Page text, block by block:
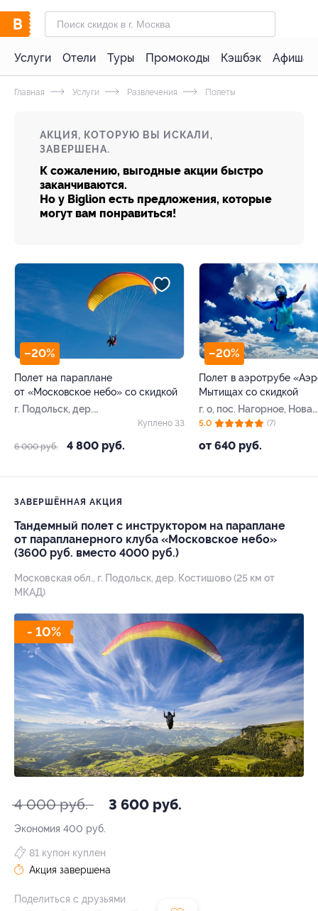
Услуги Отели Туры Промокоды Кэшбэк Афиша
Главная Услуги Развлечения Полеты
АКЦИЯ, КОТОРУЮ ВЫ ИСКАЛИ,
ЗАВЕРШЕНА.
К сожалению, выгодные акции быстро
заканчиваются.
Но у Biglion есть предложения, которые
могут вам понравиться!
–20%
Полет на параплане
от «Московское небо» со скидкой
г. Подольск, дер.
6 000 руб. 4 800 руб.
Куплено 33
–20%
Полет в аэротрубе
Мытищах со скидкой
г. о, пос. Нагорное, Новая
Нагорная ул, д. 2, стр. 2
от 640 руб.
5.0 (7)
ЗАВЕРШЁННАЯ АКЦИЯ
Тандемный полет с инструктором на параплане
от парапланерного клуба «Московское небо»
(3600 руб. вместо 4000 руб.)
Московская обл., г. Подольск, дер. Костишово (25 км от
МКАД)
- 10%
4 000 руб. 3 600 руб.
Экономия 400 руб.
81 купон куплен
Акция завершена
Поделиться с друзьями